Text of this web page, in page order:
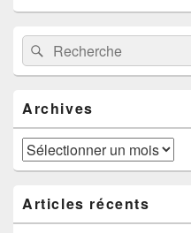
Zone
principale
de
widget
barre
latérale
Recherche :Rechercher
Archives
Archives
Articles récents